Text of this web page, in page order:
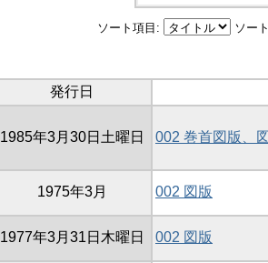
ソート項目: ソー
発行日
1985年3月30日土曜日 002 巻首図版、
1975年3月 002 図版
1977年3月31日木曜日 002 図版